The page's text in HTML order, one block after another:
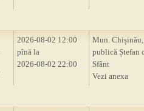
2026-08-02 12:00
pînă la
2026-08-02 22:00
Mun.
publică Ștefan
Sfânt
Vezi anexa